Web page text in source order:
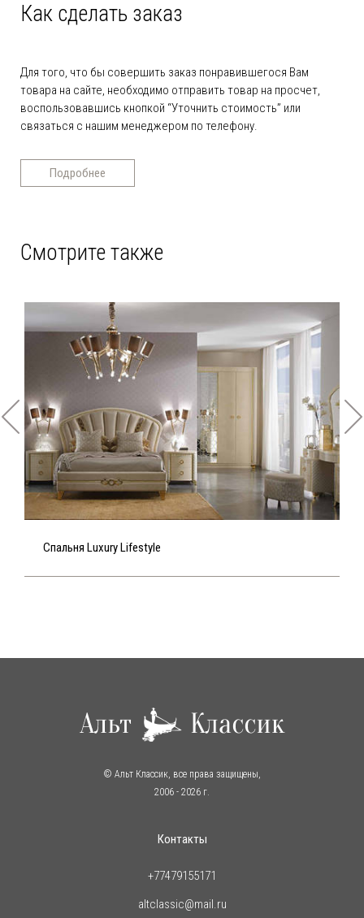
Как сделать заказ
Для того, что бы совершить заказ понравившегося Вам
товара на сайте, необходимо отправить товар на просчет,
воспользовавшись кнопкой “Уточнить стоимость” или
связаться с нашим менеджером по телефону.
Подробнее
Смотрите также
Спальня Luxury Lifestyle
© Альт Классик, все права защищены,
2006 - 2026 г.
Контакты
+77479155171
altclassic@mail.ru